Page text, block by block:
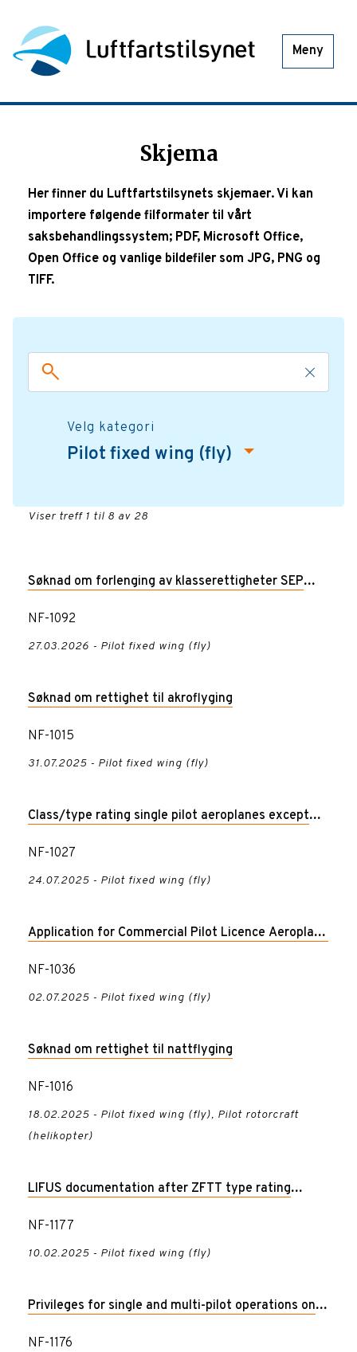
Meny
Skjema
Her finner du Luftfartstilsynets skjemaer. Vi kan
importere følgende filformater til vårt
saksbehandlingssystem; PDF, Microsoft Office,
Open Office og vanlige bildefiler som JPG, PNG og
TIFF.
Velg kategori
Pilot fixed wing (fly)
Viser treff 1 til 8 av 28
Søknad om forlenging av klasserettigheter SEP
SEP(land), SEP(sea) eller TMG
NF-1092
27.03.2026 - Pilot fixed wing (fly)
Søknad om rettighet til akroflyging
NF-1015
31.07.2025 - Pilot fixed wing (fly)
Class/type rating single pilot aeroplanes except
for high-performance complex aeroplanes
NF-1027
24.07.2025 - Pilot fixed wing (fly)
Application for Commercial Pilot Licence Aeroplane
– CPL (A)
NF-1036
02.07.2025 - Pilot fixed wing (fly)
Søknad om rettighet til nattflyging
NF-1016
18.02.2025 - Pilot fixed wing (fly), Pilot rotorcraft
(helikopter)
LIFUS documentation after ZFTT type rating
course
NF-1177
10.02.2025 - Pilot fixed wing (fly)
Privileges for single and multi-pilot operations on
SP HPCA
NF-1176